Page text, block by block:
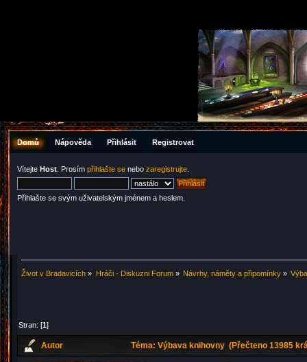
Domů Nápověda Přihlásit Registrovat
Vítejte Host . Prosím přihlašte se nebo zaregistrujte
Přihlašte se svým uživatelským jménem a heslem.
Život v Bradavicích » Hráči - Diskuzni Forum» Návrhy, náměty a připomínky»
Stran: [1]
Autor Téma: Výbava knihovny (Přečteno 13985